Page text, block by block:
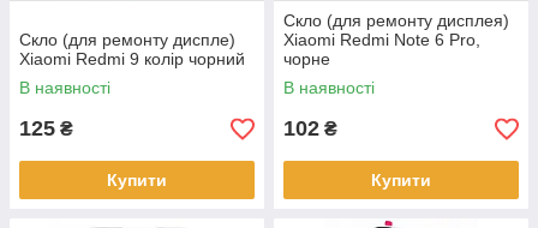
Скло (для ремонту диспле)
Xiaomi Redmi 9 колір чорний
В наявності
125 ₴
Купити
Скло (для ремонту дисплея)
Xiaomi Redmi Note 6 Pro,
чорне
В наявності
102 ₴
Купити